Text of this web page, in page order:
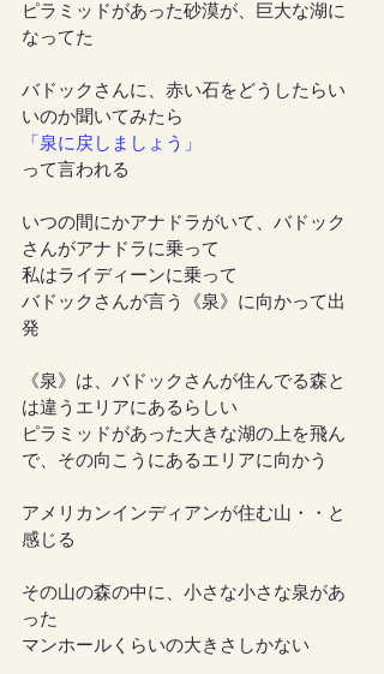
ピラミッドがあった砂漠が、巨大な湖に
なってた
バドックさんに、赤い石をどうしたらい
いのか聞いてみたら
「泉に戻しましょう」
って言われる
いつの間にかアナドラがいて、バドック
さんがアナドラに乗って
私はライディーンに乗って
バドックさんが言う《泉》に向かって出
発
《泉》は、バドックさんが住んでる森と
は違うエリアにあるらしい
ピラミッドがあった大きな湖の上を飛ん
で、その向こうにあるエリアに向かう
アメリカンインディアンが住む山・・と
感じる
その山の森の中に、小さな小さな泉があ
った
マンホールくらいの大きさしかない